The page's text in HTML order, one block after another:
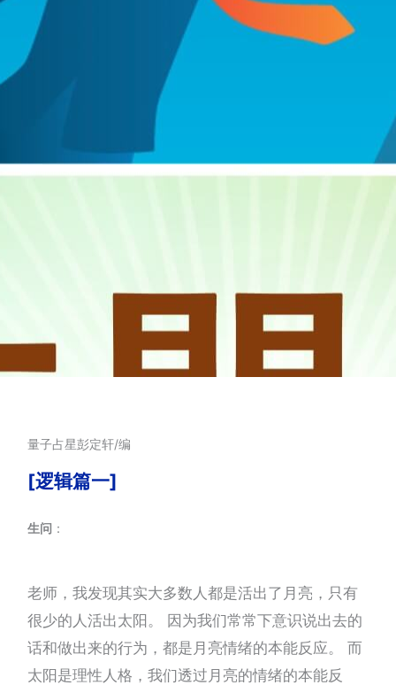
量子占星彭定轩/编
[逻辑篇一]
生问 ：
老师，我发现其实大多数人都是活出了月亮，只有
很少的人活出太阳。 因为我们常常下意识说出去的
话和做出来的行为，都是月亮情绪的本能反应。 而
太阳是理性人格，我们透过月亮的情绪的本能反